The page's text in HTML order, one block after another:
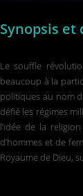
Synopsis et
Le souffle
beaucoup à la
politiques au nom
défié les régimes
l’idée de la
d’hommes et de
Royaume de Dieu,